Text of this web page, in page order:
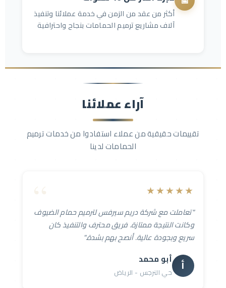
أكثر من عقد من الزمن في خدمة عملائنا وتنفيذ
آلاف مشاريع ترميم الحمامات بنجاح واحترافية
آراء عملائنا
تقييمات حقيقية من عملاء استفادوا من خدمات ترميم
الحمامات لدينا
★★★★★
"تعاملت مع شركة دريم سيرفس لترميم حمام الضيوف
وكانت النتيجة ممتازة. فريق محترف والتنفيذ كان
سريع وبجودة عالية. أنصح بهم بشدة."
أ أبو محمد
حي النرجس - الرياض